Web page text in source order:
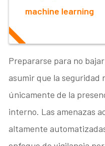
machine learning
Prepararse para no
asumir que la seguridad
únicamente de la
interno. Las amenazas
altamente